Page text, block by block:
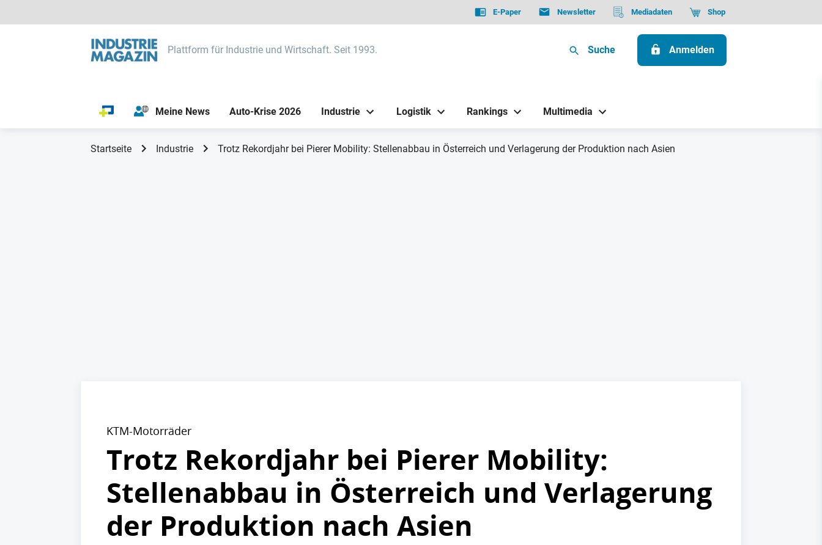
E-Paper Newsletter Mediadaten Shop
Plattform für Industrie und Wirtschaft. Seit 1993. Suche Anmelden
Meine News Auto-Krise 2026 Industrie Logistik Rankings Multimedia
Startseite Industrie Trotz Rekordjahr bei Pierer Mobility: Stellenabbau in Österreich und Verlagerung der Produktion nach Asien
KTM-Motorräder
Trotz Rekordjahr bei Pierer Mobility:
Stellenabbau in Österreich und Verlagerung
der Produktion nach Asien